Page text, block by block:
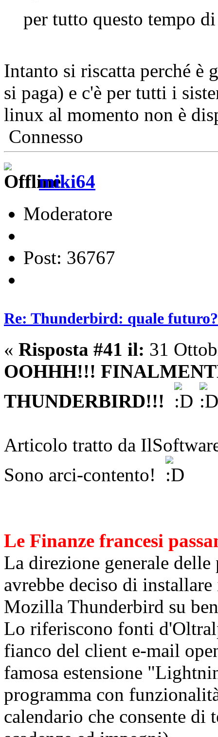
per tutto questo tempo
Intanto si riscatta perché è
si paga) e c'è per tutti i
linux al momento non è
Connesso
miki64
Moderatore
Post: 36767
Re: Thunderbird: quale futuro?
« Risposta #41 il: 31
OOHHH!!!
THUNDERBIRD!!!
Articolo tratto da
Sono arci-contento!
Le Finanze francesi
La direzione generale
avrebbe deciso di
Mozilla Thunderbird su
Lo riferiscono fonti
fianco del client e-mail
famosa estensione
programma con
calendario che consente di